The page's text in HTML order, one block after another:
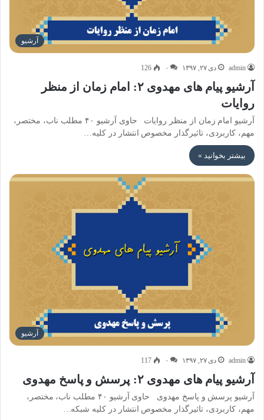
آرشیو
admin دی ۲۷, ۱۳۹۷ ۰ 126
آرشیو پیام های مهدوی ۲: امام زمان از منظر
روایات
آرشیو امام زمان از منظر روایات حاوی آرشیو ۴۰ مطلب ناب، مختصر،
مهم، کاربردی، تاثیرگذار مخصوص انتشار در کلیه…
بیشتر بخوانید »
آرشیو
admin دی ۲۷, ۱۳۹۷ ۰ 117
آرشیو پیام های مهدوی ۲: پرسش و پاسخ مهدوی
آرشیو پرسش و پاسخ مهدوی حاوی آرشیو ۴۰ مطلب ناب، مختصر،
مهم، کاربردی، تاثیرگذار مخصوص انتشار در کلیه شبکه…